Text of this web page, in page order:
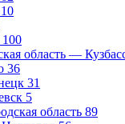
10
100
область —
36
31
5
область 89